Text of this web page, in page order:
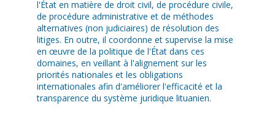
l'État en matière de droit civil, de procédure civile,
de procédure administrative et de méthodes
alternatives (non judiciaires) de résolution des
litiges. En outre, il coordonne et supervise la mise
en œuvre de la politique de l'État dans ces
domaines, en veillant à l'alignement sur les
priorités nationales et les obligations
internationales afin d'améliorer l'efficacité et la
transparence du système juridique lituanien.